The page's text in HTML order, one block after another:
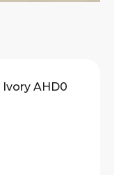
Ivory AHD0